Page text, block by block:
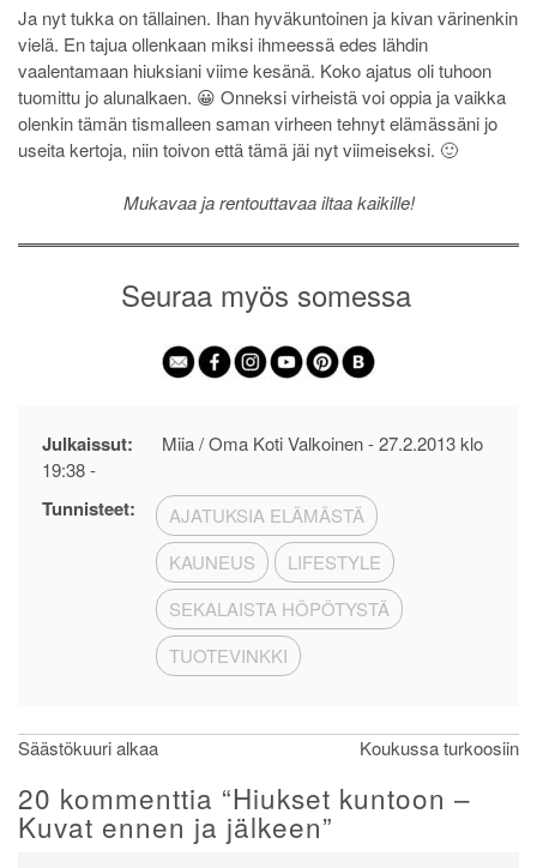
Ja nyt tukka on tällainen. Ihan hyväkuntoinen ja kivan värinenkin
vielä. En tajua ollenkaan miksi ihmeessä edes lähdin
vaalentamaan hiuksiani viime kesänä. Koko ajatus oli tuhoon
tuomittu jo alunalkaen. 😀 Onneksi virheistä voi oppia ja vaikka
olenkin tämän tismalleen saman virheen tehnyt elämässäni jo
useita kertoja, niin toivon että tämä jäi nyt viimeiseksi. 🙂
Mukavaa ja rentouttavaa iltaa kaikille!
Seuraa myös somessa
Julkaissut: Miia / Oma Koti Valkoinen -27.2.2013 klo
19:38-
Tunnisteet:
AJATUKSIA ELÄMÄSTÄ
KAUNEUS
LIFESTYLE
SEKALAISTA HÖPÖTYSTÄ
TUOTEVINKKI
Artikkelien
selaus
Säästökuuri alkaa Koukussa turkoosiin
20 kommenttia “Hiukset kuntoon –
Kuvat ennen ja jälkeen”